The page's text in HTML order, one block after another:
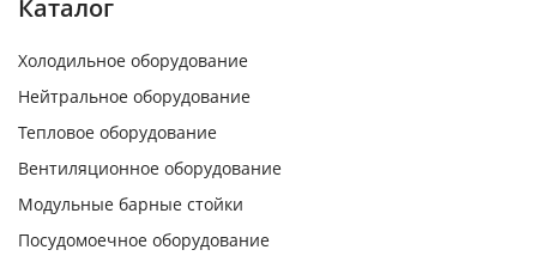
Каталог
Холодильное оборудование
Нейтральное оборудование
Тепловое оборудование
Вентиляционное оборудование
Модульные барные стойки
Посудомоечное оборудование